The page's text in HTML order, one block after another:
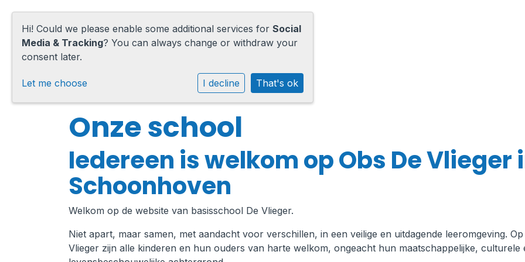
Home
Onze school
Praktische informatie
Medezeggenschap
Vacatures
Ik zoek een school
Onze school
Iedereen is welkom op Obs De Vlieger
Schoonhoven
Welkom op de website van basisschool De Vlieger.
Niet apart, maar samen, met aandacht voor verschillen, in een veilige en uitdagende leeromgeving. Op
Vlieger zijn alle kinderen en hun ouders van harte welkom, ongeacht hun maatschappelijke, culturele
Hi! Could we please enable some additional services for Social
Media & Tracking? You can always change or withdraw your
consent later.
Let me choose I decline That's ok